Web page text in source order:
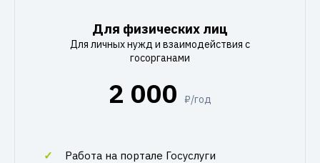
Для физических лиц
Для личных нужд и взаимодействия с
госорганами
2 000 ₽/год
Работа на портале Госуслуги